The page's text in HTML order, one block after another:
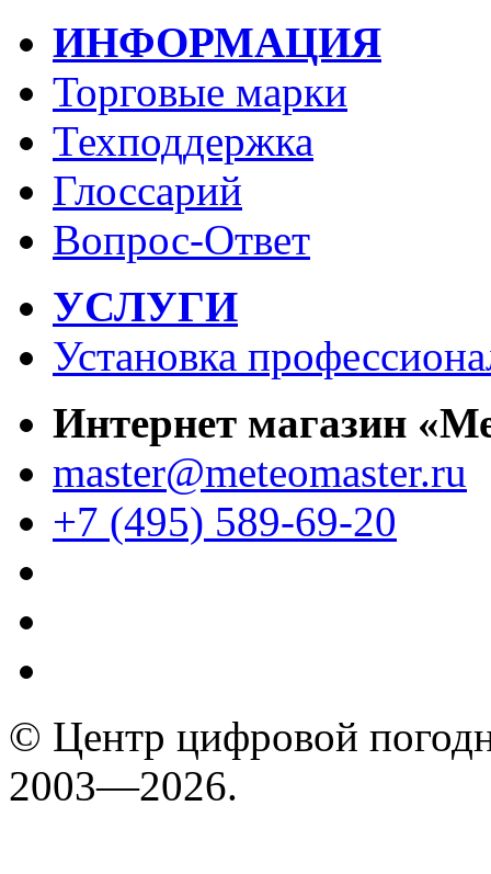
ИНФОРМАЦИЯ
Торговые марки
Техподдержка
Глоссарий
Вопрос-Ответ
УСЛУГИ
Установка
Интернет магазин
master@meteomaster.ru
+7 (495) 589-69-20
© Центр цифровой
2003—2026.